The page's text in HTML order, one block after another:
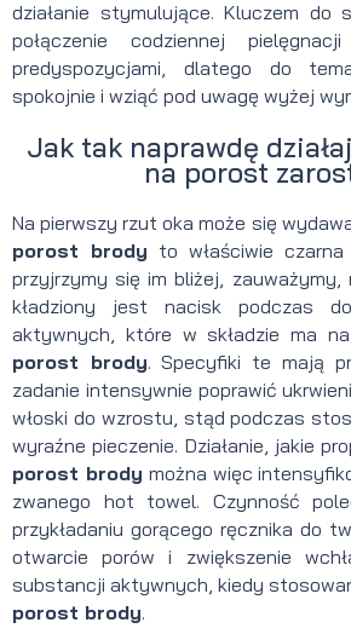
działanie stymulujące. Kluczem do
połączenie codziennej
predyspozycjami, dlatego do
spokojnie i wziąć pod uwagę wyżej
Jak tak naprawdę
na porost
Na pierwszy rzut oka może się
porost brody to właściwie
przyjrzymy się im bliżej, zauważymy,
kładziony jest nacisk podczas
aktywnych, które w składzie ma na
porost brody. Specyfiki te mają
zadanie intensywnie poprawić
włoski do wzrostu, stąd podczas
wyraźne pieczenie. Działanie, jakie
porost brody można więc
zwanego hot towel. Czynność
przykładaniu gorącego ręcznika do
otwarcie porów i zwiększenie
substancji aktywnych, kiedy
porost brody.